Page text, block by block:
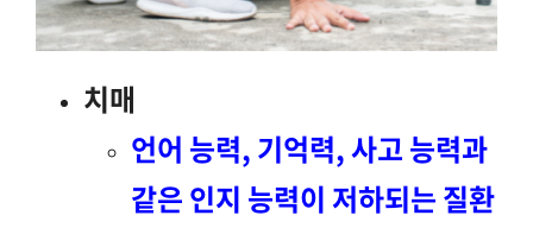
치매
언어 능력, 기억력, 사고 능력과
같은 인지 능력이 저하되는 질환